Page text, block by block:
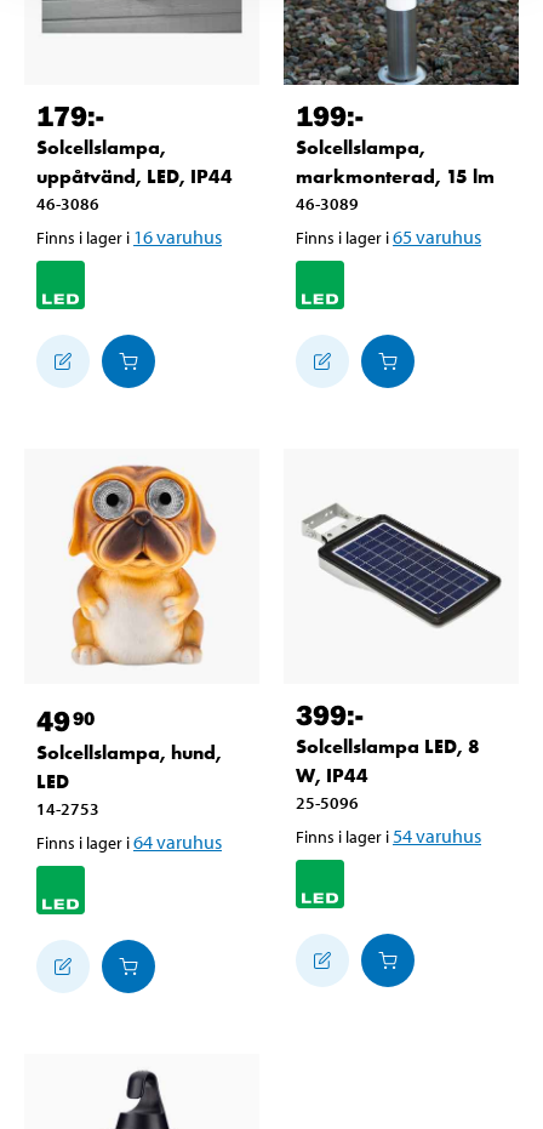
179:-
Solcellslampa,
uppåtvänd, LED, IP44
46-3086
Finns i lager i 16varuhus
199:-
Solcellslampa,
markmonterad, 15 lm
46-3089
Finns i lager i65varuhus
4990
Solcellslampa, hund,
LED
14-2753
Finns i lager i64varuhus
399:-
Solcellslampa LED, 8
W, IP44
25-5096
Finns i lager i 54varuhus